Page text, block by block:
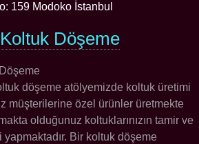
159 Modoko İstanbul
Döşeme
döşeme atölyemizde koltuk üretimi
müşterilerine özel ürünler üretmekte
olduğunuz koltuklarınızın tamir ve
Bir koltuk döşeme